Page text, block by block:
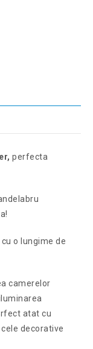
perfecta
o lungime de
camerelor
atat cu
decorative